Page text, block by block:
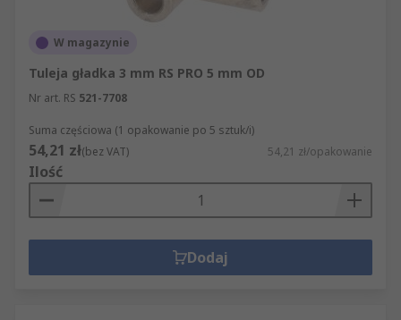
W magazynie
Tuleja gładka 3 mm RS PRO 5 mm OD
Nr art. RS 521-7708
Suma częściowa (1 opakowanie po 5 sztuk/i)
54,21 zł(bez VAT) 54,21 zł/opakowanie
Ilość
Dodaj